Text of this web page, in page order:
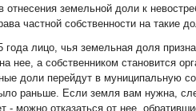
отнесения земельной доли к
частной собственности на такие
года лицо, чья земельная доля
нее, а собственником становится
доли перейдут в муниципальную
раньше. Если земля вам нужна,
- можно отказаться от нее,